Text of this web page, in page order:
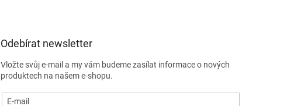
Odebírat newsletter
Vložte svůj e-mail a my vám budeme zasílat informace o nových
produktech na našem e-shopu.
E-mail